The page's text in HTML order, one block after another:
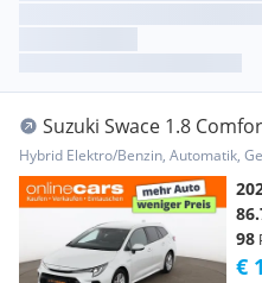
Suzuki Swace 1.8
SITZHZG R-CAM TEM
Hybrid Elektro/Benzin, Automatik,
98
€